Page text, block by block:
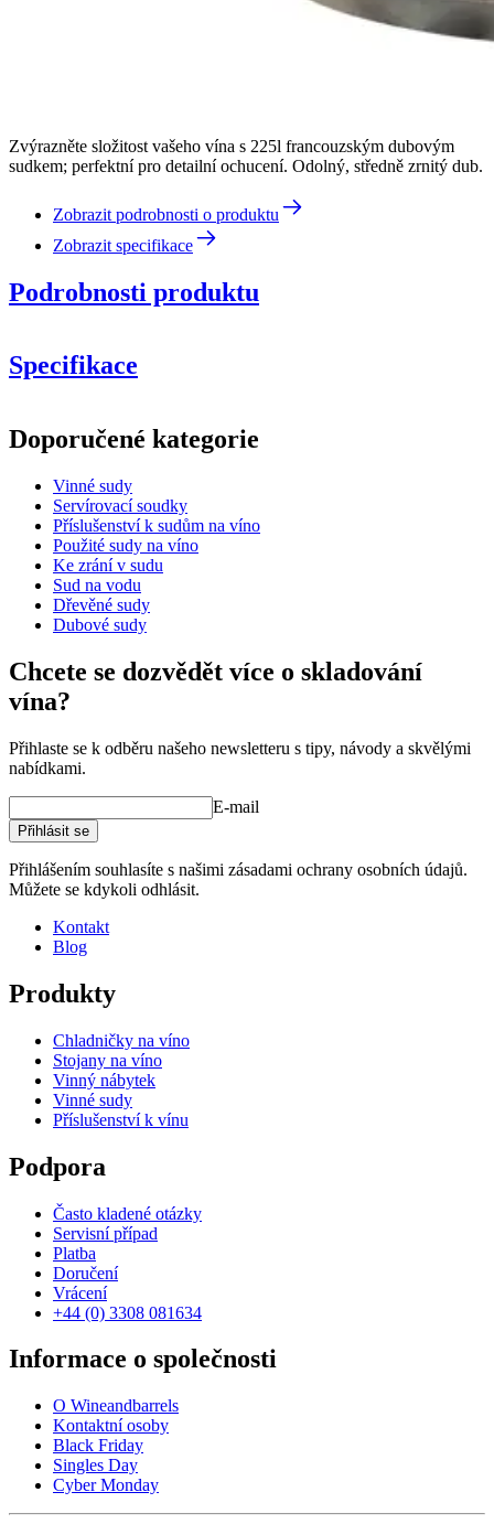
Zvýrazněte složitost vašeho vína s 225l francouzským dubovým
sudkem; perfektní pro detailní ochucení. Odolný, středně zrnitý dub.
Zobrazit podrobnosti o produktu
Zobrazit specifikace
Podrobnosti produktu
Specifikace
Číslo produktuMF225MG22-M
Rozměry (ŠxVxH cm)
Hmotnost (kg) 60
Doporučené kategorie
Vinné sudy
Servírovací soudky
Příslušenství k sudům na víno
Použité sudy na víno
Ke zrání v sudu
Sud na vodu
Dřevěné sudy
Dubové sudy
Chcete se dozvědět více o skladování
vína?
Přihlaste se k odběru našeho newsletteru s tipy, návody a skvělými
nabídkami.
E-mail
Přihlásit se
Přihlášením souhlasíte s našimi zásadami ochrany osobních údajů.
Můžete se kdykoli odhlásit.
Kontakt
Blog
Produkty
Chladničky na víno
Stojany na víno
Vinný nábytek
Vinné sudy
Příslušenství k vínu
Podpora
Často kladené otázky
Servisní případ
Platba
Doručení
Vrácení
+44 (0) 3308 081634
Informace o společnosti
O Wineandbarrels
Kontaktní osoby
Black Friday
Singles Day
Cyber Monday